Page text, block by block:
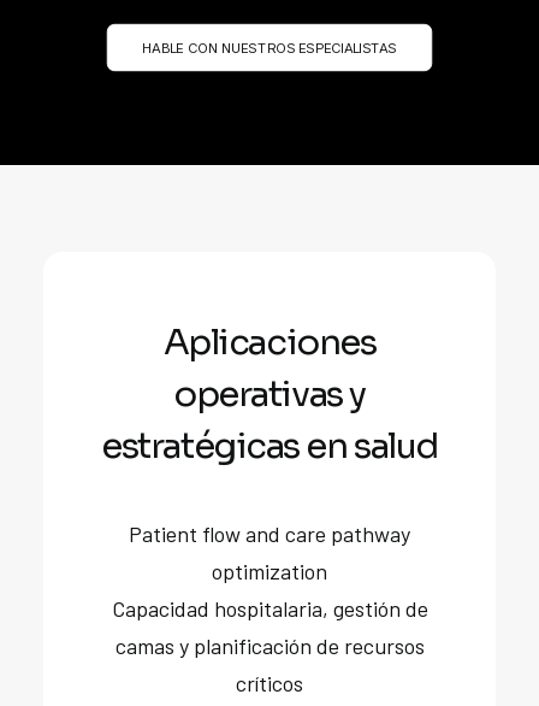
HABLE CON NUESTROS ESPECIALISTAS
Aplicaciones
operativas y
estratégicas en salud
Patient flow and care pathway
optimization
Capacidad hospitalaria, gestión de
camas y planificación de recursos
críticos